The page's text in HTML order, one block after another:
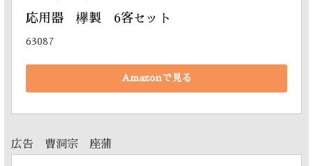
応用器　欅製　6客セット
63087
Amazonで見る
広告 曹洞宗 座蒲